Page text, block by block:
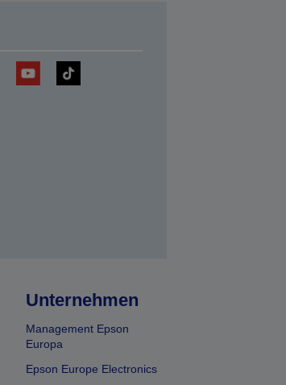
Unternehmen
Management Epson
Europa
Epson Europe Electronics